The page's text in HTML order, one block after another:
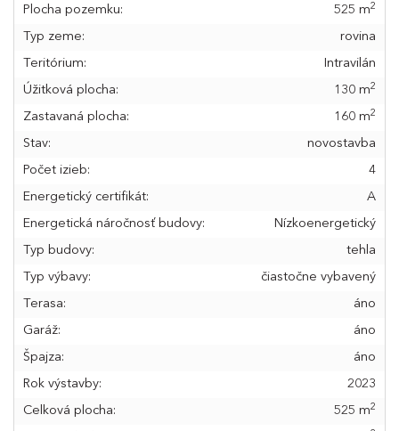
Plocha pozemku:
525 m2
Typ zeme:
rovina
Teritórium:
Intravilán
Úžitková plocha:
130 m2
Zastavaná plocha: 160 m2
Stav:
novostavba
Počet izieb:
4
Energetický certifikát:
A
Energetická náročnosť budovy:
Nízkoenergetický
Typ budovy:
tehla
Typ výbavy:
čiastočne vybavený
Terasa:
áno
Garáž:
áno
Špajza:
áno
Rok výstavby:
2023
Celková plocha:
525 m2